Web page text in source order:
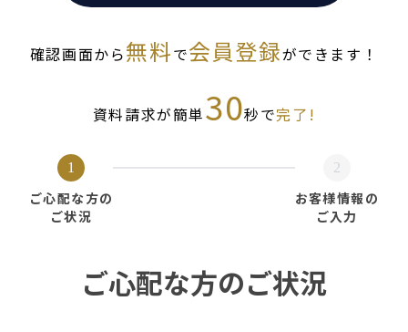
確認画面から無料で会員登録ができます！
資料請求が簡単30秒で完了!
1
ご心配な方の
ご状況
2
お客様情報の
ご入力
ご心配な方のご状況